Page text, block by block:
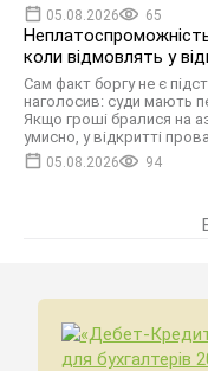
05.08.2026 65
коли відмовлять у
Сам факт боргу не є
наголосив: суди мають
Якщо гроші бралися на
умисно, у відкритті
05.08.2026 94